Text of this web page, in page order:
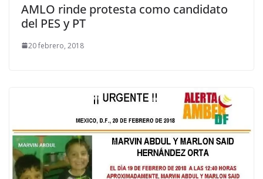
AMLO rinde protesta como candidato
del PES y PT
20 febrero, 2018